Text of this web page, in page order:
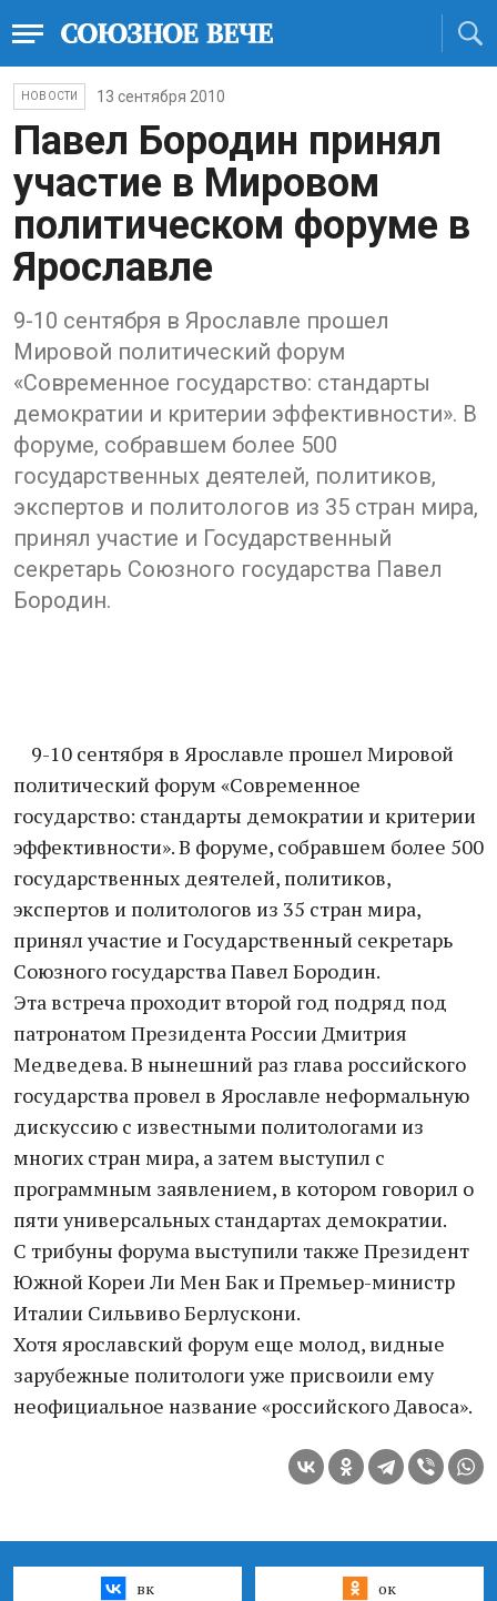
НОВОСТИ 13 сентября 2010
Павел Бородин принял
участие в Мировом
политическом форуме в
Ярославле
9-10 сентября в Ярославле прошел
Мировой политический форум
«Современное государство: стандарты
демократии и критерии эффективности». В
форуме, собравшем более 500
государственных деятелей, политиков,
экспертов и политологов из 35 стран мира,
принял участие и Государственный
секретарь Союзного государства Павел
Бородин.
9-10 сентября в Ярославле прошел Мировой
политический форум «Современное
государство: стандарты демократии и критерии
эффективности». В форуме, собравшем более 500
государственных деятелей, политиков,
экспертов и политологов из 35 стран мира,
принял участие и Государственный секретарь
Союзного государства Павел Бородин.
Эта встреча проходит второй год подряд под
патронатом Президента России Дмитрия
Медведева. В нынешний раз глава российского
государства провел в Ярославле неформальную
дискуссию с известными политологами из
многих стран мира, а затем выступил с
программным заявлением, в котором говорил о
пяти универсальных стандартах демократии.
С трибуны форума выступили также Президент
Южной Кореи Ли Мен Бак и Премьер-министр
Италии Сильвиво Берлускони.
Хотя ярославский форум еще молод, видные
зарубежные политологи уже присвоили ему
неофициальное название «российского Давоса».
вк ок